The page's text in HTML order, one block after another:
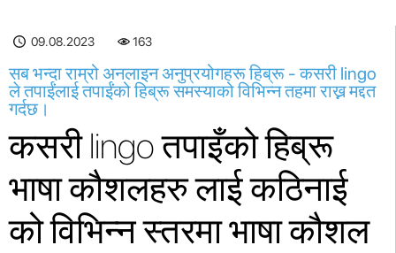
09.08.2023 163
सब भन्दा राम्रो अनलाइन अनुप्रयोगहरू हिब्रू - कसरी lingo
ले तपाईंलाई तपाईंको हिब्रू समस्याको विभिन्न तहमा राख्न मद्दत
गर्दछ।
कसरी lingo तपाइँको हिब्रू
भाषा कौशलहरु लाई कठिनाई
को विभिन्न स्तरमा भाषा कौशल